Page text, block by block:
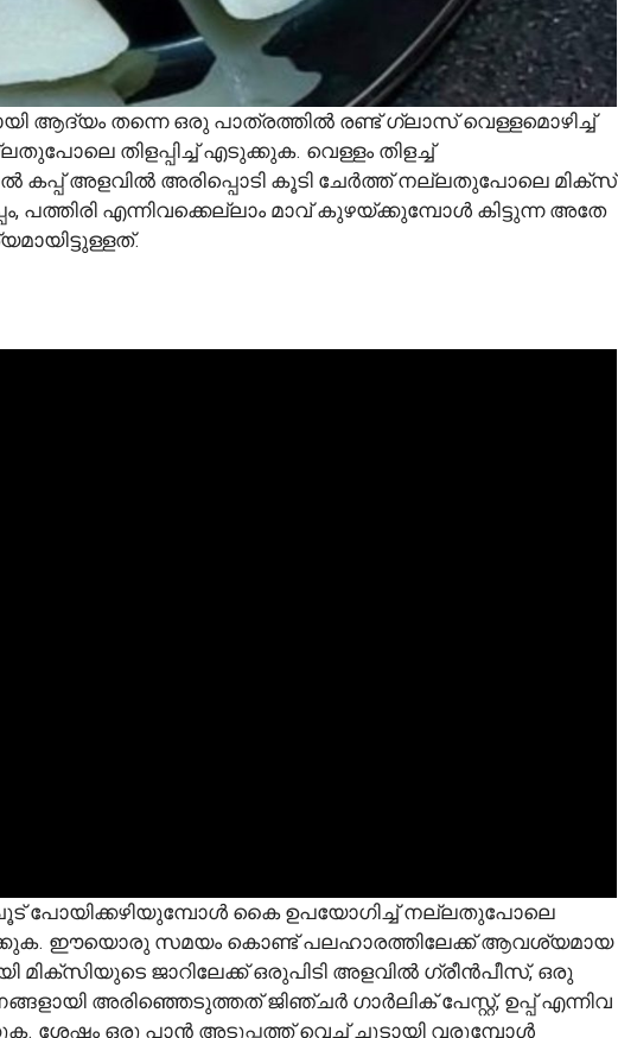
ആദ്യം തന്നെ ഒരു പാത്രത്തിൽ രണ്ട് ഗ്ലാസ് വെള്ളമൊഴിച്ച്
തിളപ്പിച്ച് എടുക്കുക. വെള്ളം തിളച്ച്
കപ്പ് അളവിൽ അരിപ്പൊടി കൂടി ചേർത്ത് നല്ലതുപോലെ മിക്സ്
എന്നിവക്കെല്ലാം മാവ് കുഴയ്ക്കുമ്പോൾ കിട്ടുന്ന അതേ
ചൂട് പോയിക്കഴിയുമ്പോൾ കൈ ഉപയോഗിച്ച് നല്ലതുപോലെ
വയ്ക്കുക. ഈയൊരു സമയം കൊണ്ട് പലഹാരത്തിലേക്ക് ആവശ്യമായ
മിക്സിയുടെ ജാറിലേക്ക് ഒരുപിടി അളവിൽ ഗ്രീൻപീസ്, ഒരു
അരിഞ്ഞെടുത്തത് ജിഞ്ചർ ഗാർലിക് പേസ്റ്റ്, ഉപ്പ് എന്നിവ
ശേഷം ഒരു പാൻ അടുപ്പത്ത് വെച്ച് ചൂടായി വരുമ്പോൾ